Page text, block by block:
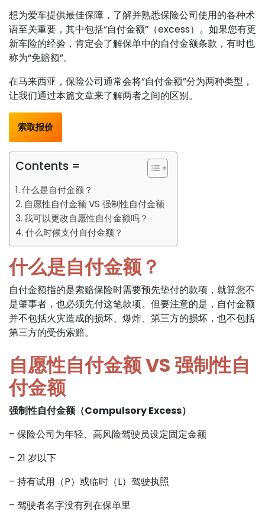
想为爱车提供最佳保障，了解并熟悉保险公司使用的各种术
语至关重要，其中包括“自付金额”（excess）。如果您有更
新车险的经验，肯定会了解保单中的自付金额条款，有时也
称为“免赔额”。
在马来西亚，保险公司通常会将“自付金额”分为两种类型，
让我们通过本篇文章来了解两者之间的区别。
索取报价
Contents =
什么是自付金额？
自愿性自付金额 VS 强制性自付金额
我可以更改自愿性自付金额吗？
什么时候支付自付金额？
什么是自付金额？
自付金额指的是索赔保险时需要预先垫付的款项，就算您不
是肇事者，也必须先付这笔款项。但要注意的是，自付金额
并不包括火灾造成的损坏、爆炸、第三方的损坏，也不包括
第三方的受伤索赔。
自愿性自付金额 VS 强制性自
付金额
强制性自付金额（Compulsory Excess）
– 保险公司为年轻、高风险驾驶员设定固定金额
– 21 岁以下
– 持有试用（P）或临时（L）驾驶执照
– 驾驶者名字没有列在保单里